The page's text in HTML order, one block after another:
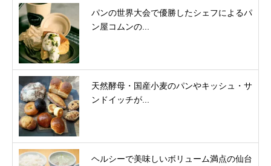
パンの世界大会で優勝したシェフによるパ
ン屋コムンの...
天然酵母・国産小麦のパンやキッシュ・サ
ンドイッチが...
ヘルシーで美味しいボリューム満点の仙台